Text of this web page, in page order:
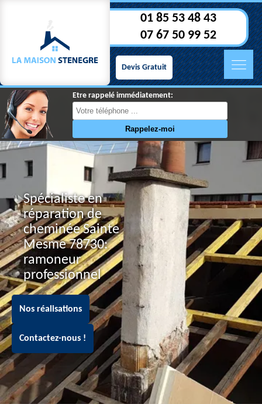
01 85 53 48 43
07 67 50 99 52
Devis Gratuit
Etre rappelé immédiatement:
Spécialiste en
réparation de
cheminée Sainte
Mesme 78730:
ramoneur
professionnel
Nos réalisations
Contactez-nous !